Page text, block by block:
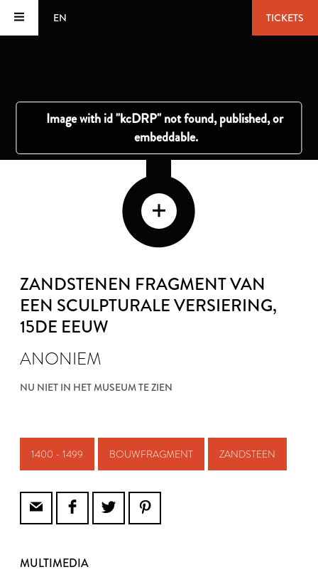
EN TICKETS
ZANDSTENEN FRAGMENT VAN
EEN SCULPTURALE VERSIERING,
15DE EEUW
ANONIEM
NU NIET IN HET MUSEUM TE ZIEN
1400 - 1499 BOUWFRAGMENT ZANDSTEEN
MULTIMEDIA